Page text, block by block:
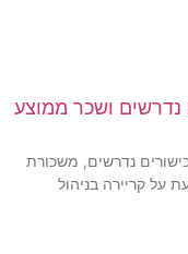
ושכר ממוצע
נדרשים, משכורת
קריירה בניהול